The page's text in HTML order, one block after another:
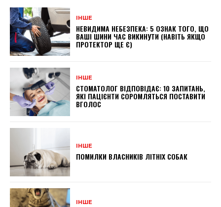
ІНШЕ
НЕВИДИМА НЕБЕЗПЕКА: 5 ОЗНАК ТОГО, ЩО
ВАШІ ШИНИ ЧАС ВИКИНУТИ (НАВІТЬ ЯКЩО
ПРОТЕКТОР ЩЕ Є)
ІНШЕ
СТОМАТОЛОГ ВІДПОВІДАЄ: 10 ЗАПИТАНЬ,
ЯКІ ПАЦІЄНТИ СОРОМЛЯТЬСЯ ПОСТАВИТИ
ВГОЛОС
ІНШЕ
ПОМИЛКИ ВЛАСНИКІВ ЛІТНІХ СОБАК
ІНШЕ